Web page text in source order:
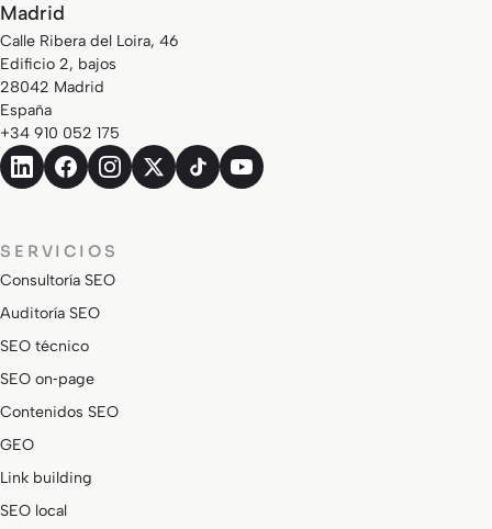
Madrid
Calle Ribera del Loira, 46
Edificio 2, bajos
28042 Madrid
España
+34 910 052 175
SERVICIOS
Consultoría SEO
Auditoría SEO
SEO técnico
SEO on‑page
Contenidos SEO
GEO
Link building
SEO local